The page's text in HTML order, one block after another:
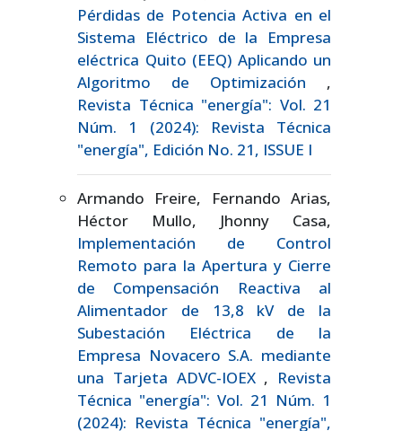
Pérdidas de Potencia Activa en el
Sistema Eléctrico de la Empresa
eléctrica Quito (EEQ) Aplicando un
Algoritmo de Optimización ,
Revista Técnica "energía": Vol. 21
Núm. 1 (2024): Revista Técnica
"energía", Edición No. 21, ISSUE I
Armando Freire, Fernando Arias,
Héctor Mullo, Jhonny Casa,
Implementación de Control
Remoto para la Apertura y Cierre
de Compensación Reactiva al
Alimentador de 13,8 kV de la
Subestación Eléctrica de la
Empresa Novacero S.A. mediante
una Tarjeta ADVC-IOEX , Revista
Técnica "energía": Vol. 21 Núm. 1
(2024): Revista Técnica "energía",